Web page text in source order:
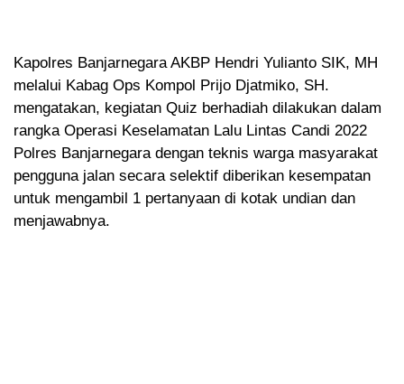
Kapolres Banjarnegara AKBP Hendri Yulianto SIK, MH
melalui Kabag Ops Kompol Prijo Djatmiko, SH.
mengatakan, kegiatan Quiz berhadiah dilakukan dalam
rangka Operasi Keselamatan Lalu Lintas Candi 2022
Polres Banjarnegara dengan teknis warga masyarakat
pengguna jalan secara selektif diberikan kesempatan
untuk mengambil 1 pertanyaan di kotak undian dan
menjawabnya.